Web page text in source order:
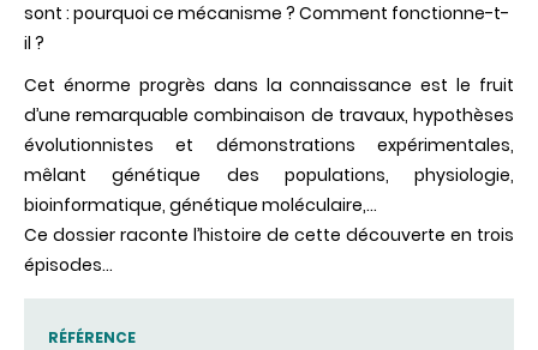
sont : pourquoi ce mécanisme ? Comment fonctionne-t-
il ?
Cet énorme progrès dans la connaissance est le fruit
d’une remarquable combinaison de travaux, hypothèses
évolutionnistes et démonstrations expérimentales,
mêlant génétique des populations, physiologie,
bioinformatique, génétique moléculaire,…
Ce dossier raconte l’histoire de cette découverte en trois
épisodes…
RÉFÉRENCE